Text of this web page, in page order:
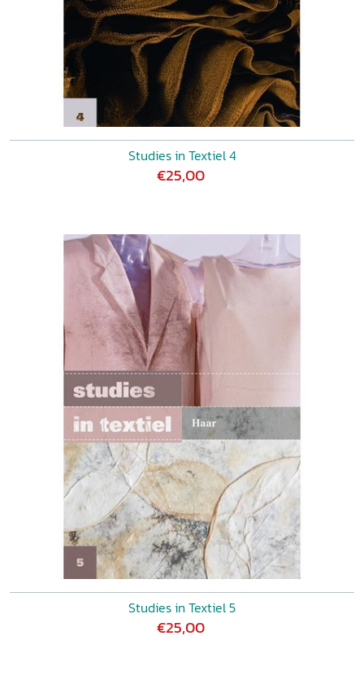
Studies in Textiel 4
€25,00
Studies in Textiel 5
€25,00